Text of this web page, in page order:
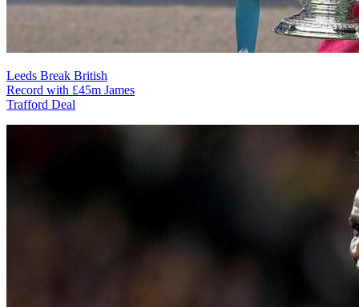
Leeds Break British
Record with £45m James
Trafford Deal